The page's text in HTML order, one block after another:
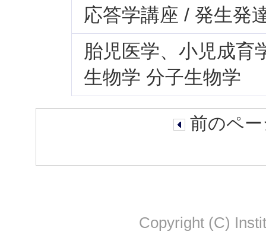
応答学講座 / 発生発
胎児医学、小児成育
生物学 分子生物学
前のペ
Copyright (C)